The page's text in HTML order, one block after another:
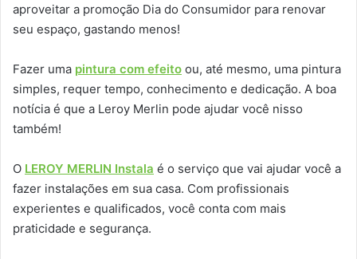
aproveitar a promoção Dia do Consumidor para renovar
seu espaço, gastando menos!
Fazer uma pintura com efeito ou, até mesmo, uma pintura
simples, requer tempo, conhecimento e dedicação. A boa
notícia é que a Leroy Merlin pode ajudar você nisso
também!
O LEROY MERLIN Instala é o serviço que vai ajudar você a
fazer instalações em sua casa. Com profissionais
experientes e qualificados, você conta com mais
praticidade e segurança.